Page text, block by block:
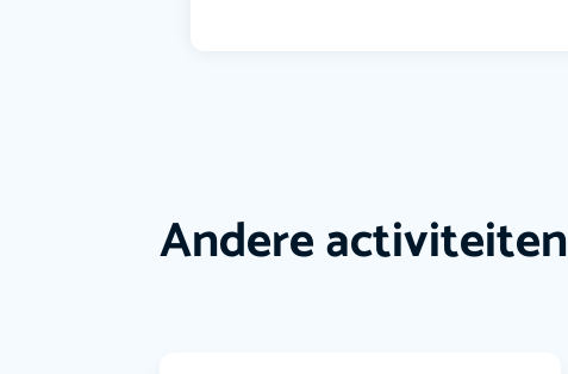
Andere activiteiten